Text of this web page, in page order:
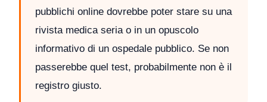
pubblichi online dovrebbe poter stare su una
rivista medica seria o in un opuscolo
informativo di un ospedale pubblico. Se non
passerebbe quel test, probabilmente non è il
registro giusto.